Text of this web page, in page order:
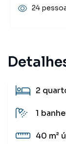
2
1
40 m²
24